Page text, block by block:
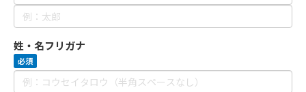
姓・名フリガナ
必須